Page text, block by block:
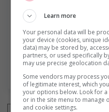
Services de Gestion
Depuis sa fondation à
acquis une renommée
partenaire de ressources
entreprises privées ou du
d’excellence et notre
En savoir plus
Learn more
Your personal data will be
your device (cookies, unique
data) may be stored by,
partners, or used specifically
may use precise geolocation
Some vendors may process
of legitimate interest, which
your options below. Look for
or in the site menu to manage
and cookie settings.